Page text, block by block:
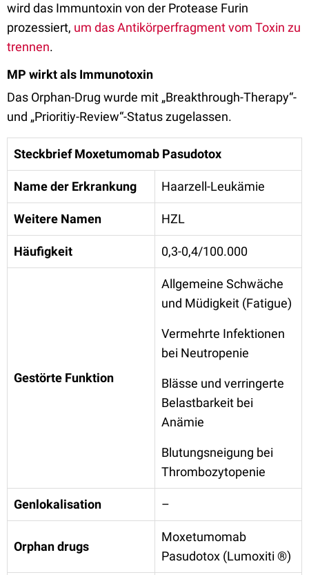
wird das Immuntoxin von der Protease Furin
prozessiert, um das Antikörperfragment vom Toxin zu
trennen.
MP wirkt als Immunotoxin
Das Orphan-Drug wurde mit „Breakthrough-Therapy“-
und „Prioritiy-Review“-Status zugelassen.
Steckbrief Moxetumomab Pasudotox
Name der Erkrankung Haarzell-Leukämie
Weitere Namen HZL
Häufigkeit 0,3-0,4/100.000
Gestörte Funktion
Allgemeine Schwäche
und Müdigkeit (Fatigue)
Vermehrte Infektionen
bei Neutropenie
Blässe und verringerte
Belastbarkeit bei
Anämie
Blutungsneigung bei
Thrombozytopenie
Genlokalisation –
Orphan drugs
Moxetumomab
Pasudotox (Lumoxiti ®)